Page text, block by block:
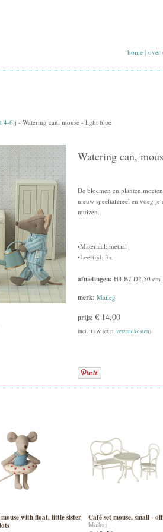
home | over
4-6 j - Watering can, mouse - light blue
Watering can,
De bloemen en planten
nieuw speeltafereel en voeg je
muizen.
•Materiaal: metaal
•Leeftijd: 3+
afmetingen: H4 B7 D2.50 cm
merk: Maileg
prijs: € 14,00
incl. BTW (excl.verzendkosten)
mouse with float, little sister
Café set mouse, small -
Maileg